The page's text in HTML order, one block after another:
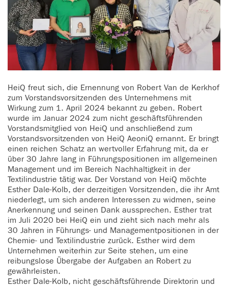
HeiQ freut sich, die Ernennung von Robert Van de Kerkhof
zum Vorstandsvorsitzenden des Unternehmens mit
Wirkung zum 1. April 2024 bekannt zu geben. Robert
wurde im Januar 2024 zum nicht geschäftsführenden
Vorstandsmitglied von HeiQ und anschließend zum
Vorstandsvorsitzenden von HeiQ AeoniQ ernannt. Er bringt
einen reichen Schatz an wertvoller Erfahrung mit, da er
über 30 Jahre lang in Führungspositionen im allgemeinen
Management und im Bereich Nachhaltigkeit in der
Textilindustrie tätig war. Der Vorstand von HeiQ möchte
Esther Dale-Kolb, der derzeitigen Vorsitzenden, die ihr Amt
niederlegt, um sich anderen Interessen zu widmen, seine
Anerkennung und seinen Dank aussprechen. Esther trat
im Juli 2020 bei HeiQ ein und zieht sich nach mehr als
30 Jahren in Führungs- und Managementpositionen in der
Chemie- und Textilindustrie zurück. Esther wird dem
Unternehmen weiterhin zur Seite stehen, um eine
reibungslose Übergabe der Aufgaben an Robert zu
gewährleisten.
Esther Dale-Kolb, nicht geschäftsführende Direktorin und